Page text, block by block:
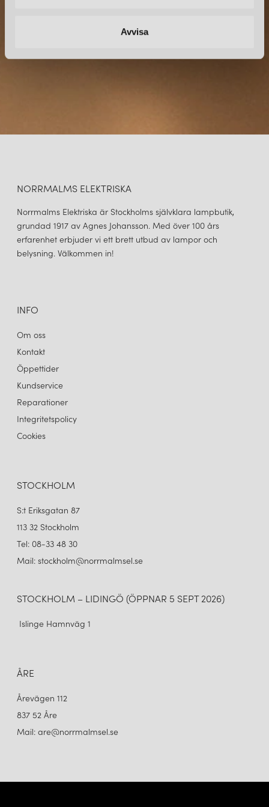
Avvisa
NORRMALMS ELEKTRISKA
Norrmalms Elektriska är Stockholms självklara lampbutik,
grundad 1917 av Agnes Johansson. Med över 100 års
erfarenhet erbjuder vi ett brett utbud av lampor och
belysning. Välkommen in!
INFO
Om oss
Kontakt
Öppettider
Kundservice
Reparationer
Integritetspolicy
Cookies
STOCKHOLM
S:t Eriksgatan 87
113 32 Stockholm
Tel: 08-33 48 30
Mail: stockholm@norrmalmsel.se
STOCKHOLM – LIDINGÖ (ÖPPNAR 5 SEPT 2026)
Islinge Hamnväg 1
ÅRE
Årevägen 112
837 52 Åre
Mail: are@norrmalmsel.se